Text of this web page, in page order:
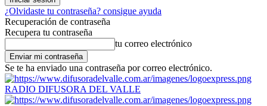
¿Olvidaste tu contraseña? consigue ayuda
Recuperación de contraseña
Recupera tu contraseña
tu correo electrónico
Se te ha enviado una contraseña por correo electrónico.
RADIO DIFUSORA DEL VALLE